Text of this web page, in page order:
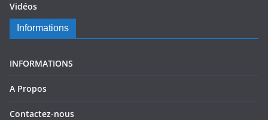
Vidéos
Informations
INFORMATIONS
A Propos
Contactez-nous